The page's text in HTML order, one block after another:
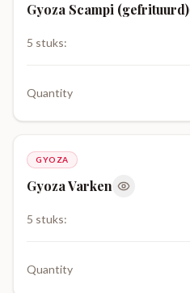
Gyoza Scampi (gefrituurd)
5 stuks:
Quantity
GYOZA
Gyoza Varken
5 stuks:
Quantity